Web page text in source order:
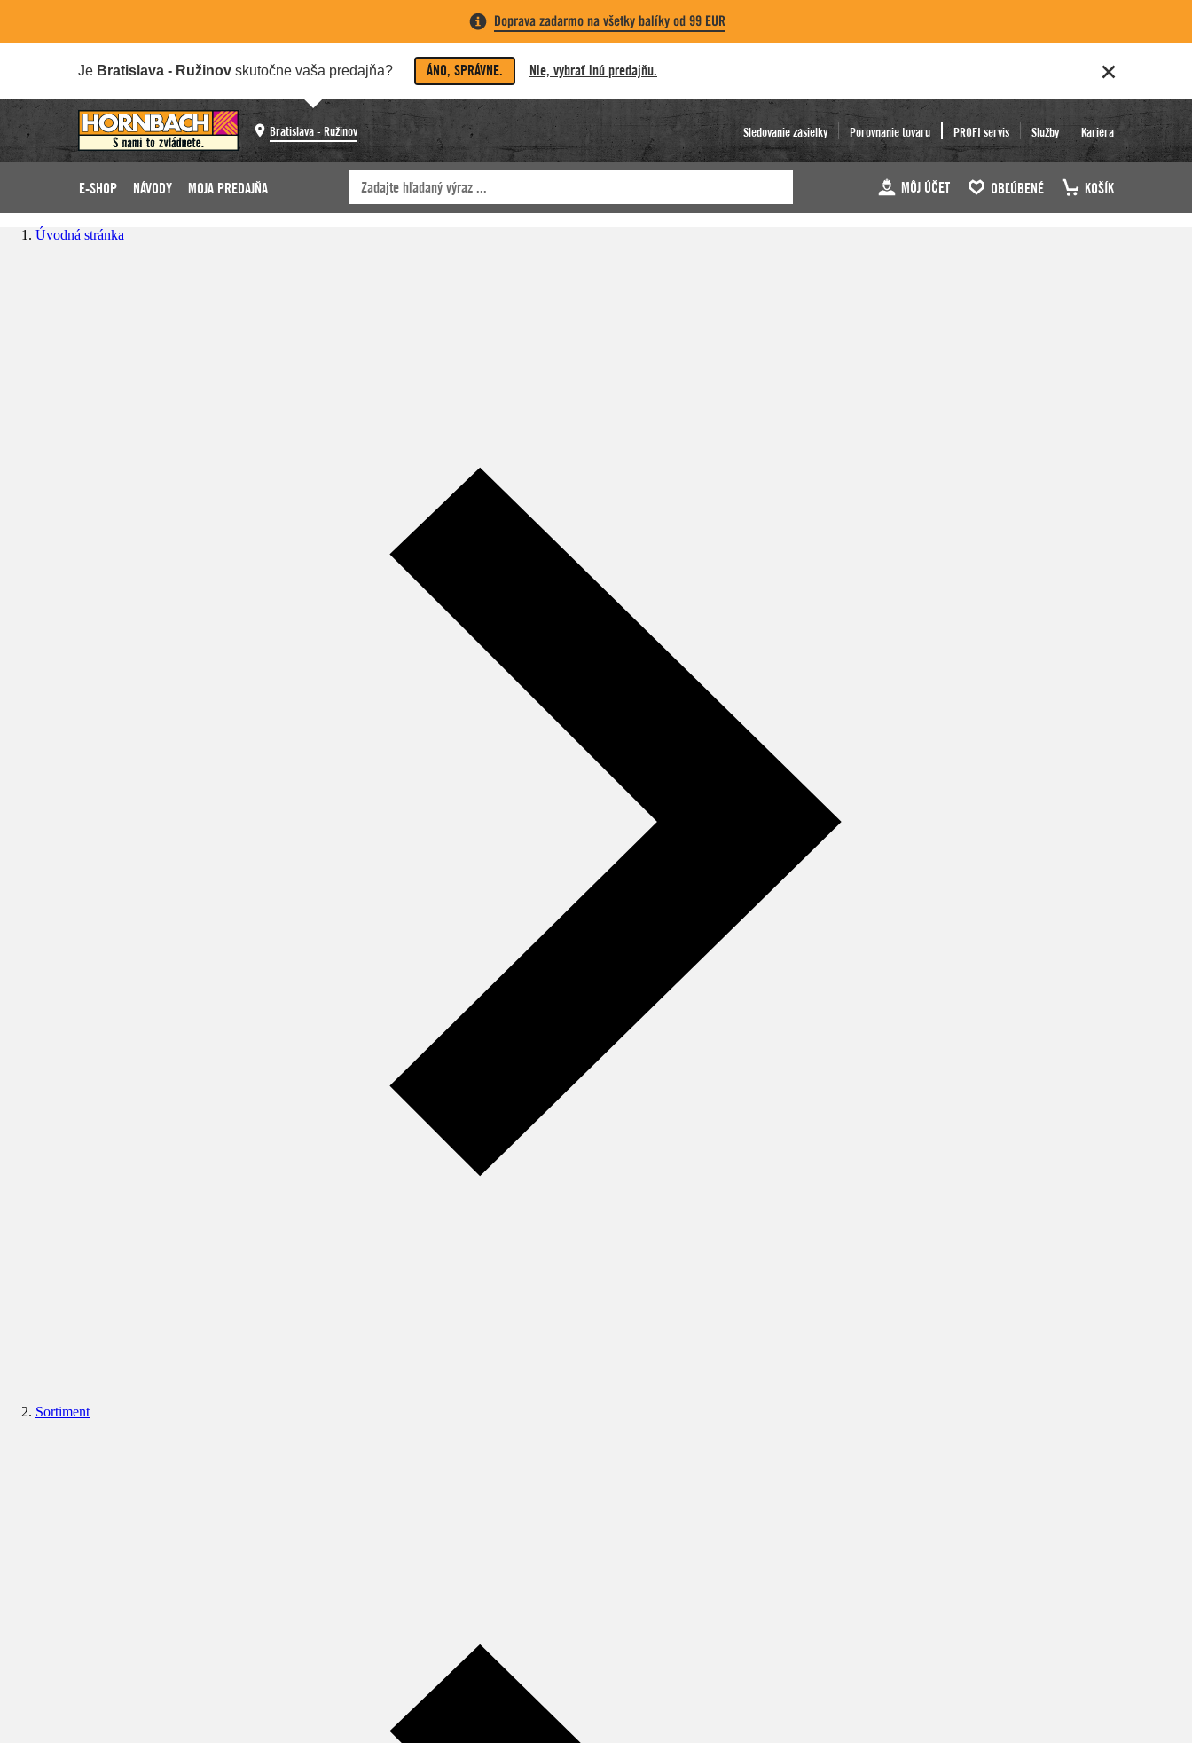
Doprava zadarmo na všetky balíky od 99 EUR
Je Bratislava - Ružinov skutočne vaša predajňa? ÁNO, SPRÁVNE. Nie, vybrať inú predajňu.
Bratislava - Ružinov Sledovanie zásielky Porovnanie tovaru PROFI servis Služby Kariéra
E-SHOP NÁVODY MOJA PREDAJŇA MÔJ ÚČET OBĽÚBENÉ KOŠÍK
Úvodná stránka
Sortiment